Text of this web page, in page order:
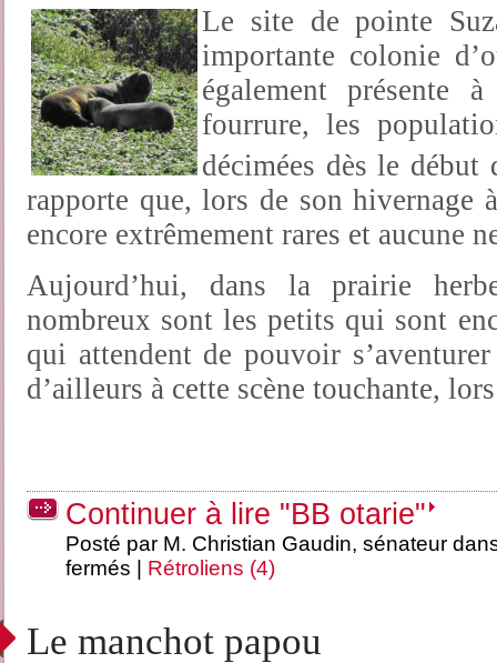
Le site de pointe
importante colonie
également présente
fourrure, les
décimées dès le début
rapporte que, lors de son hivernage
encore extrêmement rares et aucune
Aujourd’hui, dans la prairie
nombreux sont les petits qui sont
qui attendent de pouvoir
d’ailleurs à cette scène touchante,
Continuer à lire "BB otarie"
Posté par M. Christian Gaudin, sénateur
fermés
Rétroliens (4)
Le manchot papou